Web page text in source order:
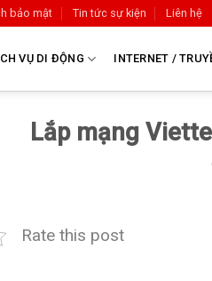
bảo mật Tin tức sự kiện Liên hệ
VỤ DI ĐỘNG INTERNET /
Lắp mạng
Rate this post